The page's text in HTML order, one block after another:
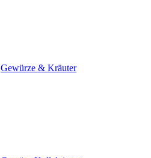
Gewürze & Kräuter